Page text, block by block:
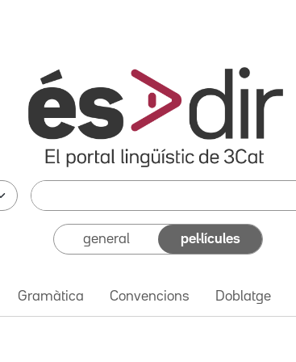
general pel·lícules
Gramàtica Convencions Doblatge